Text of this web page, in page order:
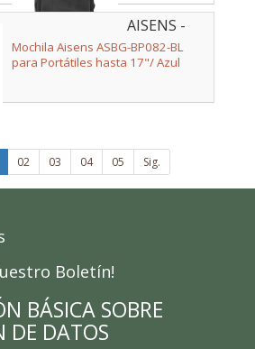
hasta 15.6"/
Negro
AISENS -
ASBG-
BP082-BL
Mochila Aisens ASBG-BP082-BL
para Portátiles hasta 17"/ Azul
02 03 04 05 Sig.
Boletín!
BÁSICA SOBRE
DE DATOS